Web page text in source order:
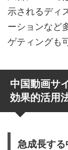
示されるディ
ーションなど
ゲティングも
中国動画サ
効果的活用
急成長す